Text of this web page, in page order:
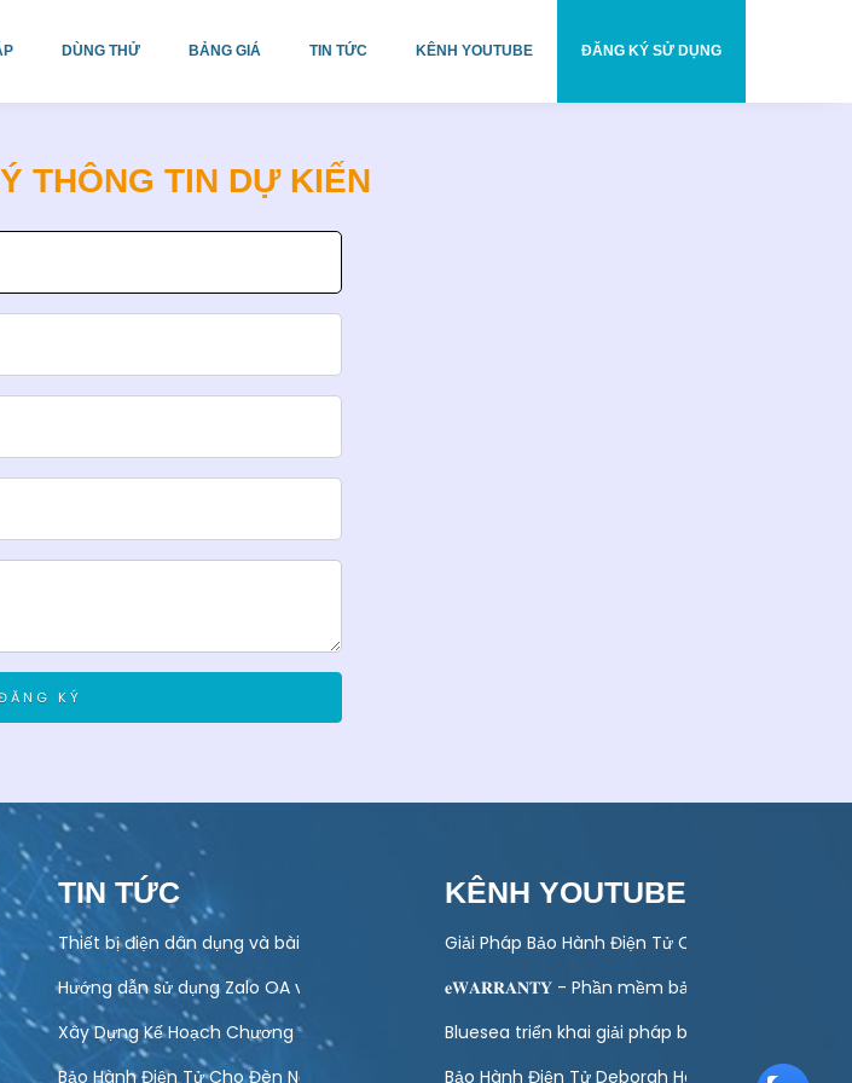
DÙNG THỬ BẢNG GIÁ TIN TỨC KÊNH YOUTUBE ĐĂNG KÝ SỬ DỤNG
THÔNG TIN DỰ KIẾN
KÝ
TIN TỨC
Thiết bị điện dân dụng và bài toán quản lý bảo hành
Hướng dẫn sử dụng Zalo OA vào hoạt động kinh doanh của doanh nghiệp
Xây Dựng Kế Hoạch Chương Trình Khuyến Mại Trực Tuyến Cuối Năm – Tết 2027
Bảo Hành Điện Tử Cho Đèn Năng Lượng Mặt Trời – Giải Pháp Hiện Đại Cho DN
KÊNH YOUTUBE
Giải Pháp Bảo Hành Điện Tử Cho Ngành Điện Máy
𝐞𝐖𝐀𝐑𝐑𝐀𝐍𝐓𝐘 - Phần mềm bảo hành điện tử
Bluesea triển khai giải pháp bảo hành điện tử
Bảo Hành Điện Tử Deborah Home